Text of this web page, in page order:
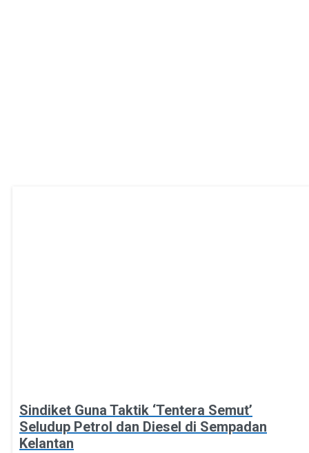
Sindiket Guna Taktik ‘Tentera Semut’
Seludup Petrol dan Diesel di Sempadan
Kelantan